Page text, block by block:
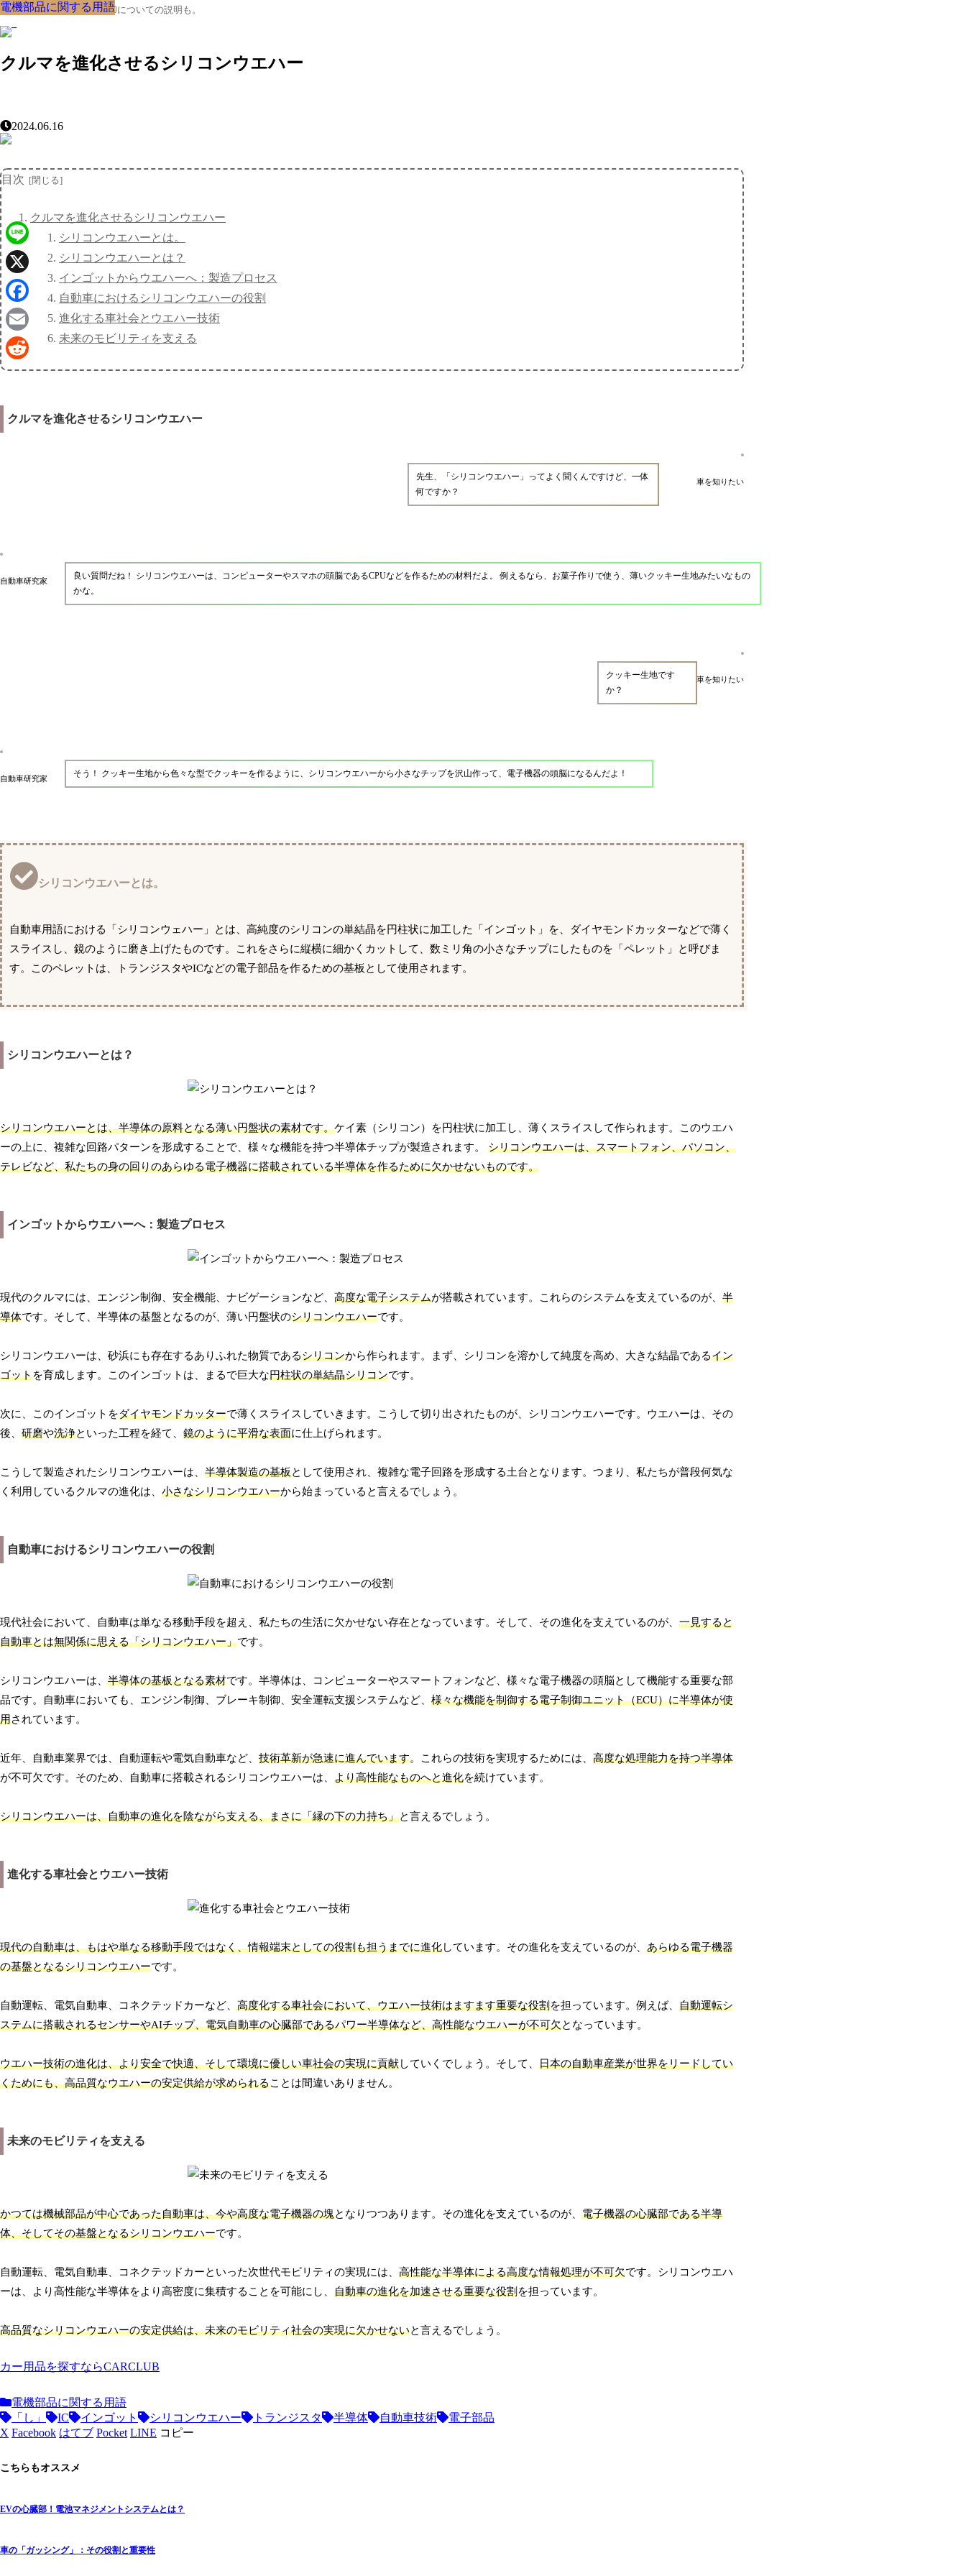
クルマの大辞典、購入･売却についての説明も。
クルマを進化させるシリコンウエハー
電機部品に関する用語
2024.06.16
目次
クルマを進化させるシリコンウエハー
シリコンウエハーとは。
シリコンウエハーとは？
インゴットからウエハーへ：製造プロセス
自動車におけるシリコンウエハーの役割
進化する車社会とウエハー技術
未来のモビリティを支える
クルマを進化させるシリコンウエハー
車を知りたい
先生、「シリコンウエハー」ってよく聞くんですけど、一体
何ですか？
自動車研究家
良い質問だね！ シリコンウエハーは、コンピューターやスマホの頭脳であるCPUなどを作るための材料だよ。 例えるなら、お菓子作りで使う、薄いクッキー生地みたいなもの
かな。
車を知りたい
クッキー生地です
か？
自動車研究家 そう！ クッキー生地から色々な型でクッキーを作るように、シリコンウエハーから小さなチップを沢山作って、電子機器の頭脳になるんだよ！
シリコンウエハーとは。
自動車用語における「シリコンウェハー」とは、高純度のシリコンの単結晶を円柱状に加工した「インゴット」を、ダイヤモンドカッターなどで薄く
スライスし、鏡のように磨き上げたものです。これをさらに縦横に細かくカットして、数ミリ角の小さなチップにしたものを「ペレット」と呼びま
す。このペレットは、トランジスタやICなどの電子部品を作るための基板として使用されます。
シリコンウエハーとは？
シリコンウエハーとは、半導体の原料となる薄い円盤状の素材です。ケイ素（シリコン）を円柱状に加工し、薄くスライスして作られます。このウエハ
ーの上に、複雑な回路パターンを形成することで、様々な機能を持つ半導体チップが製造されます。 シリコンウエハーは、スマートフォン、パソコン、
テレビなど、私たちの身の回りのあらゆる電子機器に搭載されている半導体を作るために欠かせないものです。
インゴットからウエハーへ：製造プロセス
現代のクルマには、エンジン制御、安全機能、ナビゲーションなど、 高度な電子システムが搭載されています。これらのシステムを支えているのが、 半
導体です。そして、半導体の基盤となるのが、薄い円盤状のシリコンウエハーです。
シリコンウエハーは、砂浜にも存在するありふれた物質であるシリコンから作られます。まず、シリコンを溶かして純度を高め、大きな結晶であるイン
ゴットを育成します。このインゴットは、まるで巨大な円柱状の単結晶シリコンです。
次に、このインゴットをダイヤモンドカッターで薄くスライスしていきます。こうして切り出されたものが、シリコンウエハーです。ウエハーは、その
後、 研磨や洗浄といった工程を経て、 鏡のように平滑な表面に仕上げられます。
こうして製造されたシリコンウエハーは、 半導体製造の基板として使用され、複雑な電子回路を形成する土台となります。つまり、私たちが普段何気な
く利用しているクルマの進化は、 小さなシリコンウエハーから始まっていると言えるでしょう。
自動車におけるシリコンウエハーの役割
現代社会において、自動車は単なる移動手段を超え、私たちの生活に欠かせない存在となっています。そして、その進化を支えているのが、 一見すると
自動車とは無関係に思える「シリコンウエハー」です。
シリコンウエハーは、 半導体の基板となる素材です。半導体は、コンピューターやスマートフォンなど、様々な電子機器の頭脳として機能する重要な部
品です。自動車においても、エンジン制御、ブレーキ制御、安全運転支援システムなど、 様々な機能を制御する電子制御ユニット（ECU）に半導体が使
用されています。
近年、自動車業界では、自動運転や電気自動車など、 技術革新が急速に進んでいます。これらの技術を実現するためには、 高度な処理能力を持つ半導体
が不可欠です。そのため、自動車に搭載されるシリコンウエハーは、 より高性能なものへと進化を続けています。
シリコンウエハーは、自動車の進化を陰ながら支える、まさに「縁の下の力持ち」と言えるでしょう。
進化する車社会とウエハー技術
現代の自動車は、もはや単なる移動手段ではなく、情報端末としての役割も担うまでに進化しています。その進化を支えているのが、 あらゆる電子機器
の基盤となるシリコンウエハーです。
自動運転、電気自動車、コネクテッドカーなど、 高度化する車社会において、ウエハー技術はますます重要な役割を担っています。例えば、 自動運転シ
ステムに搭載されるセンサーやAIチップ、電気自動車の心臓部であるパワー半導体など、高性能なウエハーが不可欠となっています。
ウエハー技術の進化は、より安全で快適、そして環境に優しい車社会の実現に貢献していくでしょう。そして、 日本の自動車産業が世界をリードしてい
くためにも、高品質なウエハーの安定供給が求められることは間違いありません。
未来のモビリティを支える
かつては機械部品が中心であった自動車は、今や高度な電子機器の塊となりつつあります。その進化を支えているのが、 電子機器の心臓部である半導
体、そしてその基盤となるシリコンウエハーです。
自動運転、電気自動車、コネクテッドカーといった次世代モビリティの実現には、 高性能な半導体による高度な情報処理が不可欠です。シリコンウエハ
ーは、より高性能な半導体をより高密度に集積することを可能にし、 自動車の進化を加速させる重要な役割を担っています。
高品質なシリコンウエハーの安定供給は、未来のモビリティ社会の実現に欠かせないと言えるでしょう。
カー用品を探すならCARCLUB
電機部品に関する用語
「し」
IC インゴット シリコンウエハー トランジスタ 半導体 自動車技術
電子部品
X Facebook はてブ Pocket LINE コピー
こちらもオススメ
電機部品に関する用語
EVの心臓部！電池マネジメントシステムとは？
電機部品に関する用語
車の「ガッシング」：その役割と重要性
電機部品に関する用語
電機部品に関する用語
電機部品に関する用語
電機部品に関する用語
電機部品に関する用語
電機部品に関する用語
Line
X
Facebook
Email
Reddit